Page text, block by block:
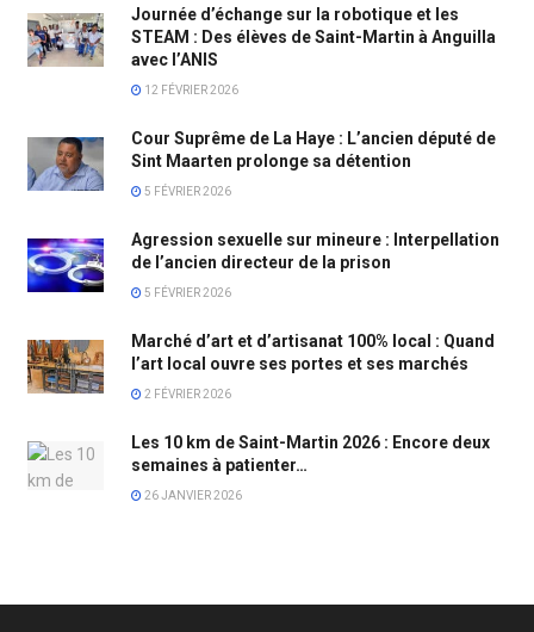
Journée d’échange sur la robotique et les
STEAM : Des élèves de Saint-Martin à Anguilla
avec l’ANIS
12 FÉVRIER 2026
Cour Suprême de La Haye : L’ancien député de
Sint Maarten prolonge sa détention
5 FÉVRIER 2026
Agression sexuelle sur mineure : Interpellation
de l’ancien directeur de la prison
5 FÉVRIER 2026
Marché d’art et d’artisanat 100% local : Quand
l’art local ouvre ses portes et ses marchés
2 FÉVRIER 2026
Les 10 km de Saint-Martin 2026 : Encore deux
semaines à patienter…
26 JANVIER 2026